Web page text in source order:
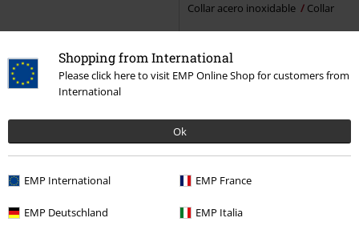
Shopping from International
Please click here to visit EMP Online Shop for customers from
International
Ok
EMP International EMP France
EMP Deutschland EMP Italia
Collar acero inoxidable
Collar